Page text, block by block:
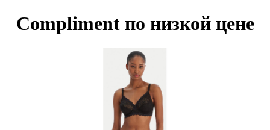
Compliment по низкой цене